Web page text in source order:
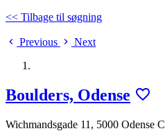
<< Tilbage til søgning
Previous Next
Boulders, Odense
Wichmandsgade 11, 5000 Odense C